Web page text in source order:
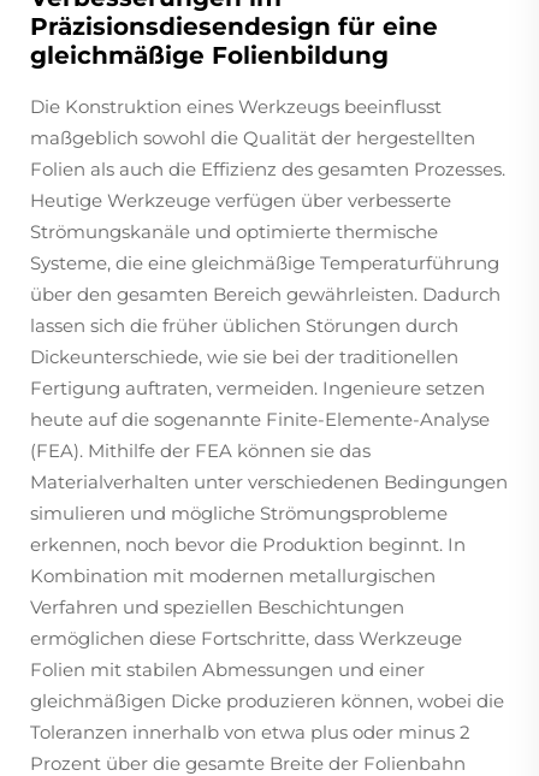
Präzisionsdiesendesign für eine
gleichmäßige Folienbildung
Die Konstruktion eines Werkzeugs beeinflusst
maßgeblich sowohl die Qualität der hergestellten
Folien als auch die Effizienz des gesamten Prozesses.
Heutige Werkzeuge verfügen über verbesserte
Strömungskanäle und optimierte thermische
Systeme, die eine gleichmäßige Temperaturführung
über den gesamten Bereich gewährleisten. Dadurch
lassen sich die früher üblichen Störungen durch
Dickeunterschiede, wie sie bei der traditionellen
Fertigung auftraten, vermeiden. Ingenieure setzen
heute auf die sogenannte Finite-Elemente-Analyse
(FEA). Mithilfe der FEA können sie das
Materialverhalten unter verschiedenen Bedingungen
simulieren und mögliche Strömungsprobleme
erkennen, noch bevor die Produktion beginnt. In
Kombination mit modernen metallurgischen
Verfahren und speziellen Beschichtungen
ermöglichen diese Fortschritte, dass Werkzeuge
Folien mit stabilen Abmessungen und einer
gleichmäßigen Dicke produzieren können, wobei die
Toleranzen innerhalb von etwa plus oder minus 2
Prozent über die gesamte Breite der Folienbahn